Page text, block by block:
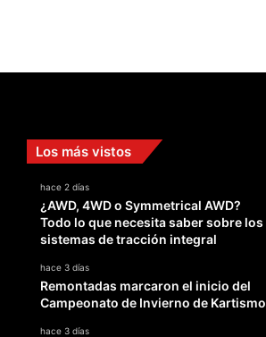
Los más vistos
hace 2 días
¿AWD, 4WD o Symmetrical AWD?
Todo lo que necesita saber sobre los
sistemas de tracción integral
hace 3 días
Remontadas marcaron el inicio del
Campeonato de Invierno de Kartismo
hace 3 días